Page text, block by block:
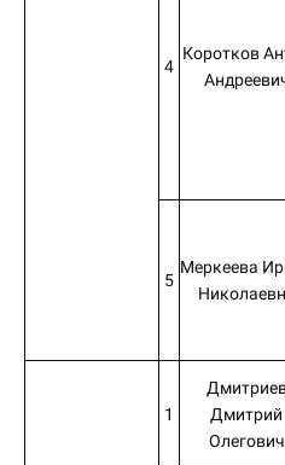
4
Коротков
5
Меркеева
1
Дмитрий
Олегович